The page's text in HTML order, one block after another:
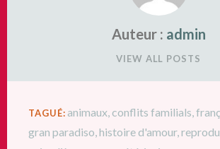
Auteur : admin
VIEW ALL POSTS
TAGUÉ: animaux,conflits familials,
gran paradiso,histoire d'amour,